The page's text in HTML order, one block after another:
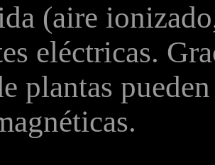
(aire
eléctricas.
plantas